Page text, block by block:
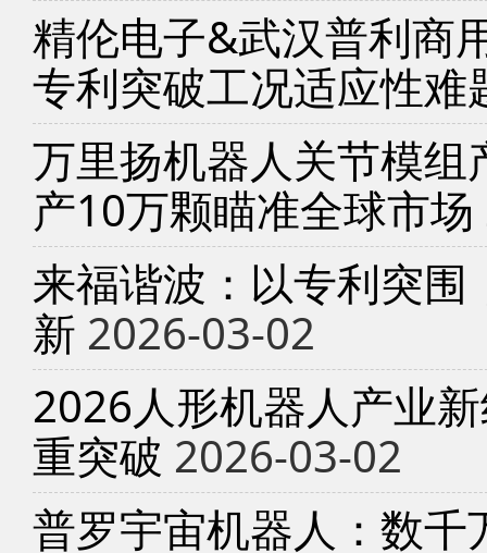
精伦电子&武汉普利商
专利突破工况适应性难
万里扬机器人关节模
产10万颗瞄准全球市场
来福谐波：以专利突
新 2026-03-02
2026人形机器人产业
重突破 2026-03-02
普罗宇宙机器人：数